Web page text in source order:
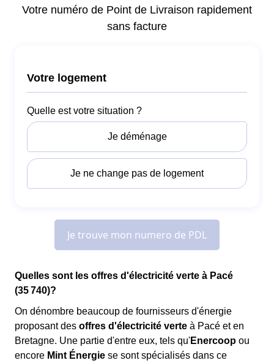
Quelles sont les offres d'électricité verte à Pacé
(35 740)?
On dénombre beaucoup de fournisseurs d'énergie
proposant des offres d'électricité verte à Pacé et en
Bretagne. Une partie d'entre eux, tels qu'Enercoop ou
encore Mint Énergie se sont spécialisés dans ce